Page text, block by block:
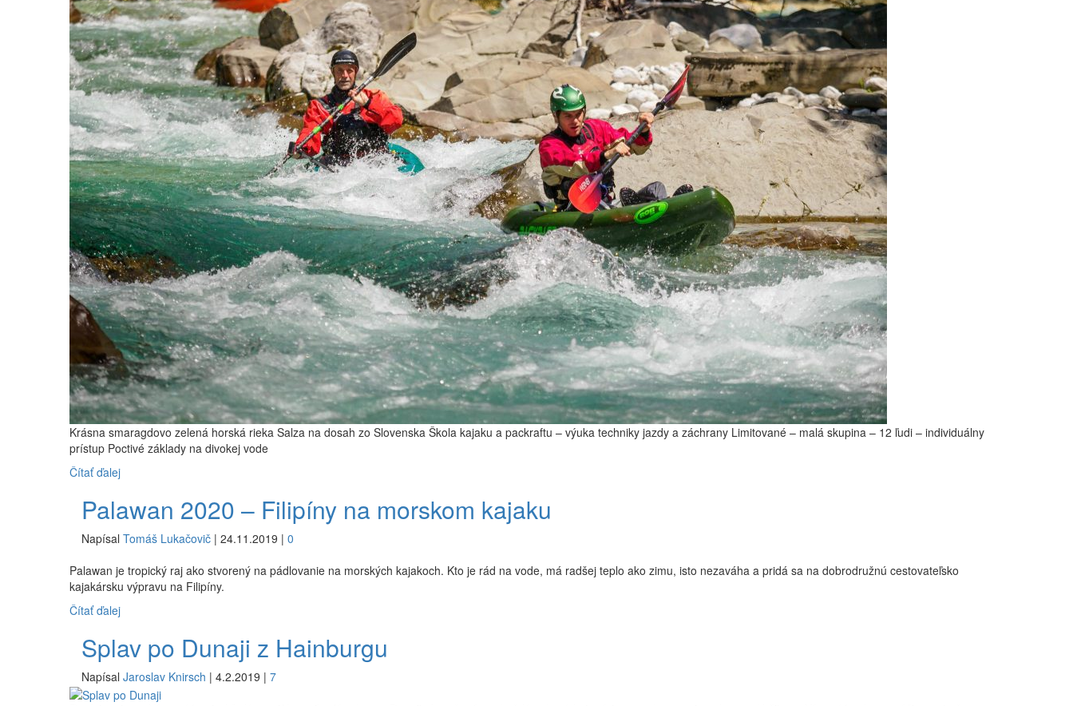
Krásna smaragdovo zelená horská rieka Salza na dosah zo Slovenska Škola kajaku a packraftu – výuka techniky jazdy a záchrany Limitované – malá skupina – 12 ľudi – individuálny
prístup Poctivé základy na divokej vode
Čítať ďalej
Palawan 2020 – Filipíny na morskom kajaku
Napísal Tomáš Lukačovič | 24.11.2019 | 0
Palawan je tropický raj ako stvorený na pádlovanie na morských kajakoch. Kto je rád na vode, má radšej teplo ako zimu, isto nezaváha a pridá sa na dobrodružnú cestovateľsko
kajakársku výpravu na Filipíny.
Čítať ďalej
Splav po Dunaji z Hainburgu
Napísal Jaroslav Knirsch | 4.2.2019 | 7